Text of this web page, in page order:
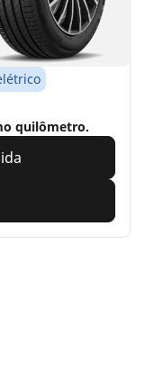
quilômetro.